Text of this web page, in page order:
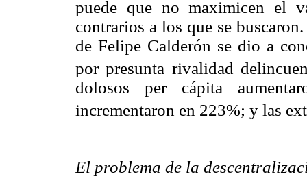
puede que no maximicen el
contrarios a los que se
de Felipe Calderón se dio a
por presunta rivalidad
dolosos per cápita
incrementaron en 223%; y las
El problema de la